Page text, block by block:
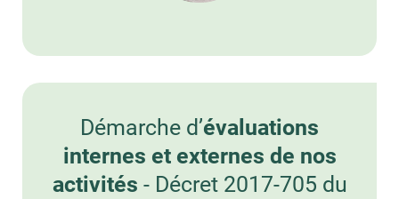
Démarche d’évaluations
internes et externes de nos
activités - Décret 2017-705 du